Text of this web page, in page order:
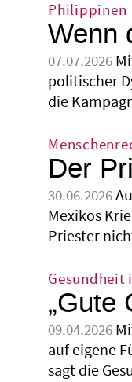
Philippinen
Wenn
07.07.2026
politischer
die
Der
30.06.2026
Mexikos
Priester
Gesundheit
„Gute
09.04.2026
auf eigene
sagt die